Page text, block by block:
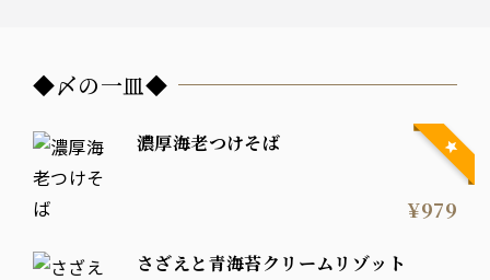
◆〆の一皿◆
濃厚海老つけそば
¥979
さざえと青海苔クリームリゾット